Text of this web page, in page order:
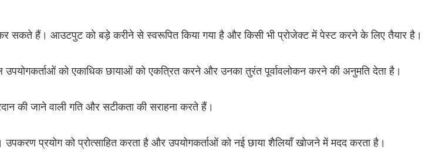
सकते हैं। आउटपुट को बड़े करीने से स्वरूपित किया गया है और किसी भी प्रोजेक्ट में पेस्ट करने के लिए तैयार है।
को एकाधिक छायाओं को एकत्रित करने और उनका तुरंत पूर्वावलोकन करने की अनुमति देता है।
की जाने वाली गति और सटीकता की सराहना करते हैं।
प्रयोग को प्रोत्साहित करता है और उपयोगकर्ताओं को नई छाया शैलियाँ खोजने में मदद करता है।